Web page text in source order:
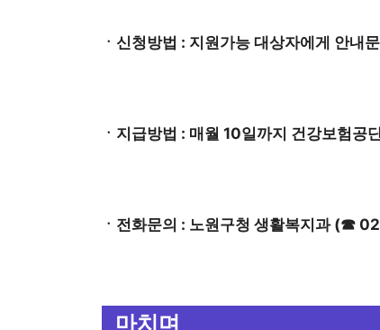
ㆍ신청방법 : 지원가능 대상자에게 안내
ㆍ지급방법 : 매월 10일까지 건강보험공
ㆍ전화문의 : 노원구청 생활복지과 (☎
마치며